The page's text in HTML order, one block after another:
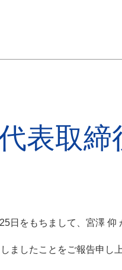
表取締
日をもちまして、宮澤 仰
ましたことをご報告申し